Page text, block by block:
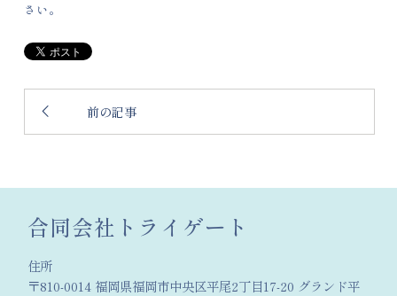
さい。
前の記事
合同会社トライゲート
住所
〒810-0014 福岡県福岡市中央区平尾2丁目17-20 グランド平